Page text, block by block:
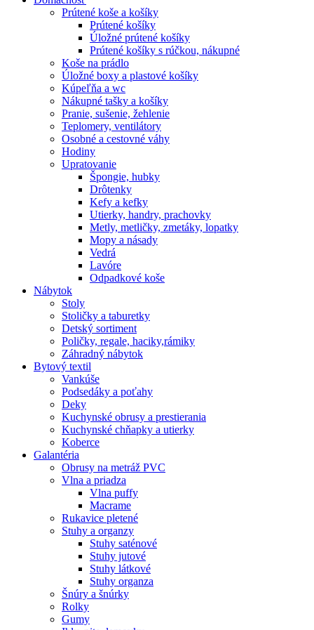
Prútené koše a košíky
Prútené košíky
Úložné prútené košíky
Prútené košíky s rúčkou, nákupné
Koše na prádlo
Úložné boxy a plastové košíky
Kúpeľňa a wc
Nákupné tašky a košíky
Pranie, sušenie, žehlenie
Teplomery, ventilátory
Osobné a cestovné váhy
Hodiny
Upratovanie
Špongie, hubky
Drôtenky
Kefy a kefky
Utierky, handry, prachovky
Metly, metličky, zmetáky, lopatky
Mopy a násady
Vedrá
Lavóre
Odpadkové koše
Nábytok
Stoly
Stoličky a taburetky
Detský sortiment
Poličky, regale, haciky,rámiky
Záhradný nábytok
Bytový textil
Vankúše
Podsedáky a poťahy
Deky
Kuchynské obrusy a prestierania
Kuchynské chňapky a utierky
Koberce
Galantéria
Obrusy na metráž PVC
Vlna a priadza
Vlna puffy
Macrame
Rukavice pletené
Stuhy a organzy
Stuhy saténové
Stuhy jutové
Stuhy látkové
Stuhy organza
Šnúry a šnúrky
Rolky
Gumy